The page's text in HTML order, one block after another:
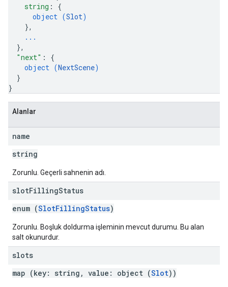
string : {
object (Slot)
},
...
},
"next" : {
object (NextScene)
}
}
Alanlar
name
string
Zorunlu. Geçerli sahnenin adı.
slotFillingStatus
enum (SlotFillingStatus)
Zorunlu. Boşluk doldurma işleminin mevcut durumu. Bu alan
salt okunurdur.
slots
map (key: string, value: object (Slot))